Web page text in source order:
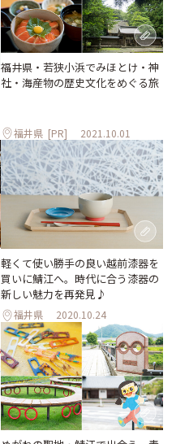
福井県・若狭小浜でみほとけ・神
社・海産物の歴史文化をめぐる旅
福井県 [PR] 2021.10.01
軽くて使い勝手の良い越前漆器を
買いに鯖江へ。時代に合う漆器の
新しい魅力を再発見♪
福井県 2020.10.24